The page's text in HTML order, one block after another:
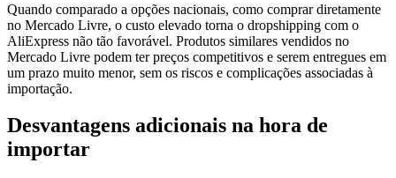
Quando comparado a opções nacionais, como comprar diretamente
no Mercado Livre, o custo elevado torna o dropshipping com o
AliExpress não tão favorável. Produtos similares vendidos no
Mercado Livre podem ter preços competitivos e serem entregues em
um prazo muito menor, sem os riscos e complicações associadas à
importação.
Desvantagens adicionais na hora de
importar